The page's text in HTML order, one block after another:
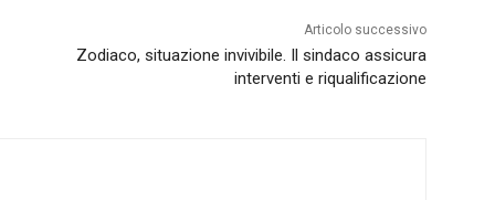
Articolo successivo
Zodiaco, situazione invivibile. Il sindaco assicura
interventi e riqualificazione